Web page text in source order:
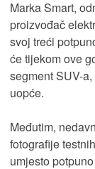
Marka Smart,
proizvođač
svoj treći
će tijekom ove
segment SUV-
uopće.
Međutim,
fotografije
umjesto